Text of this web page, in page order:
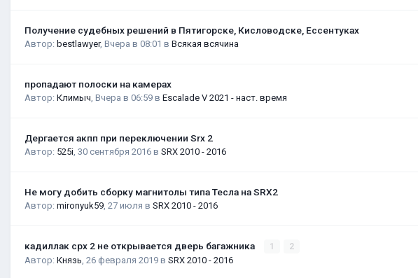
Получение судебных решений в Пятигорске, Кисловодске, Ессентуках
Автор: bestlawyer, Вчера в 08:01 в Всякая всячина
пропадают полоски на камерах
Автор: Климыч Вчера в 06:59 в Escalade V 2021 - наст. время
Дергается акпп при переключении Srx 2
Автор: 525i 30 сентября 2016 в SRX 2010 - 2016
Не могу добить сборку магнитолы типа Тесла на SRX2
Автор: mironyuk59 27 июля в SRX 2010 - 2016
кадиллак срх 2 не открывается дверь багажника 1 2
Автор: Князь 26 февраля 2019 в SRX 2010 - 2016